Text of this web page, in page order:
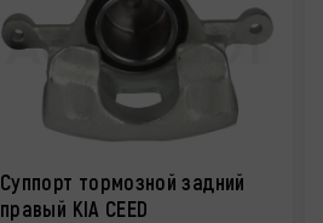
Суппорт тормозной задний
правый KIA CEED